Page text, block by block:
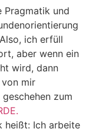
Pragmatik und
ich erfüll
aber wenn ein
wird, dann
von mir
zum
heißt: Ich arbeite